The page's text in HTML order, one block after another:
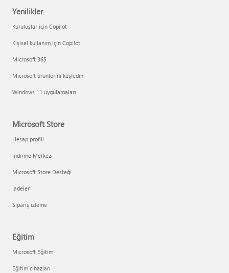
Yenilikler
Kuruluşlar için Copilot
Kişisel kullanım için Copilot
Microsoft 365
Microsoft ürünlerini keşfedin
Windows 11 uygulamaları
Microsoft Store
Hesap profili
İndirme Merkezi
Microsoft Store Desteği
İadeler
Sipariş izleme
Eğitim
Microsoft Eğitim
Eğitim cihazları